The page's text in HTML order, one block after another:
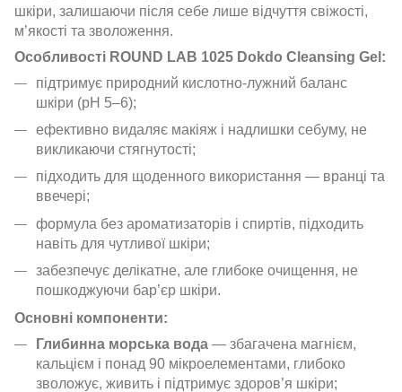
шкіри, залишаючи після себе лише відчуття свіжості,
м’якості та зволоження.
Особливості ROUND LAB 1025 Dokdo Cleansing Gel:
підтримує природний кислотно-лужний баланс
шкіри (pH 5–6);
ефективно видаляє макіяж і надлишки себуму, не
викликаючи стягнутості;
підходить для щоденного використання — вранці та
ввечері;
формула без ароматизаторів і спиртів, підходить
навіть для чутливої шкіри;
забезпечує делікатне, але глибоке очищення, не
пошкоджуючи бар’єр шкіри.
Основні компоненти:
Глибинна морська вода — збагачена магнієм,
кальцієм і понад 90 мікроелементами, глибоко
зволожує, живить і підтримує здоров’я шкіри;